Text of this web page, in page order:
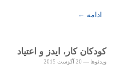
ادامه ←
کودکان کار، ایدز و اعتیاد
ویدئوها — 20 آگوست 2015